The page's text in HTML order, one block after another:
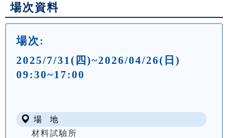
場次資料
場次:
2025/7/31(四)~2026/04/26(日)
09:30~17:00
場 地
材料試驗所